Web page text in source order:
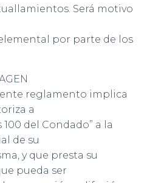
Será motivo
por parte de los
reglamento implica
a
del Condado” a la
de su
y que presta su
pueda ser